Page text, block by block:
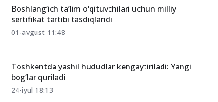
Boshlang‘ich ta’lim o‘qituvchilari uchun milliy
sertifikat tartibi tasdiqlandi
01-avgust 11:48
Toshkentda yashil hududlar kengaytiriladi: Yangi
bog‘lar quriladi
24-iyul 18:13